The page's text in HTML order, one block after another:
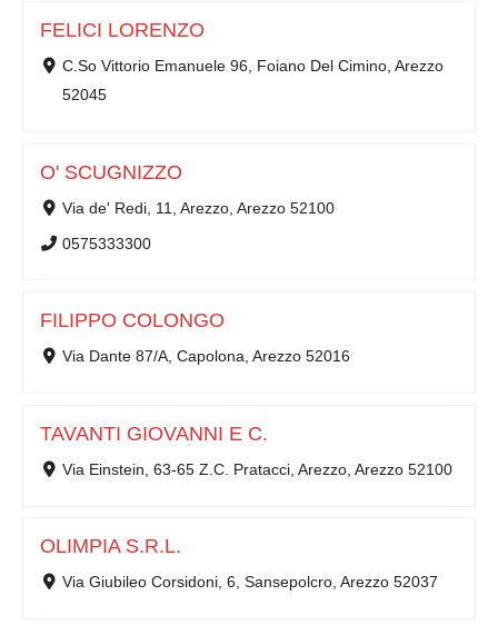
FELICI LORENZO
C.So Vittorio Emanuele 96, Foiano Del Cimino, Arezzo
52045
O' SCUGNIZZO
Via de' Redi, 11, Arezzo, Arezzo 52100
0575333300
FILIPPO COLONGO
Via Dante 87/A, Capolona, Arezzo 52016
TAVANTI GIOVANNI E C.
Via Einstein, 63-65 Z.C. Pratacci, Arezzo, Arezzo 52100
OLIMPIA S.R.L.
Via Giubileo Corsidoni, 6, Sansepolcro, Arezzo 52037